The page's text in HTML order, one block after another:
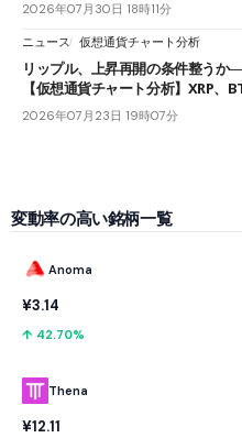
2026年07月30日 18時11分
ニュース 仮想通貨チャート分析
リップル、上昇再開の条件整うか
【仮想通貨チャート分析】XRP、
2026年07月23日 19時07分
変動率の高い銘柄一覧
Anoma
¥3.14
↑ 42.70%
Thena
¥12.11